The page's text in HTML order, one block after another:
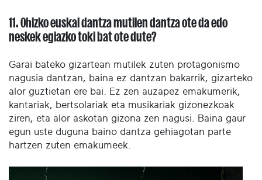
11. Ohizko euskal dantza mutilen dantza ote da edo
neskek egiazko toki bat ote dute?
Garai bateko gizartean mutilek zuten protagonismo
nagusia dantzan, baina ez dantzan bakarrik, gizarteko
alor guztietan ere bai. Ez zen auzapez emakumerik,
kantariak, bertsolariak eta musikariak gizonezkoak
ziren, eta alor askotan gizona zen nagusi. Baina gaur
egun uste duguna baino dantza gehiagotan parte
hartzen zuten emakumeek.